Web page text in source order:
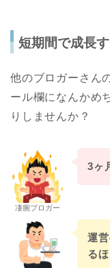
短期間で成長
他のブロガーさん
ール欄になんかめ
りしませんか？
凄腕ブロガー
3ヶ
運
る